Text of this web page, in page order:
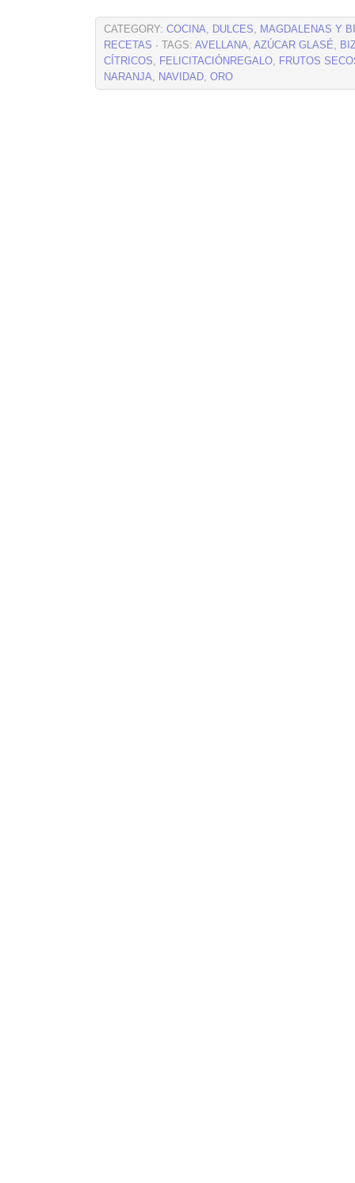
CATEGORY: COCINA, DULCES, MAGDALENAS Y
RECETAS · TAGS: AVELLANA, AZÚCAR GLASÉ,
CÍTRICOS, FELICITACIÓNREGALO, FRUTOS
NARANJA, NAVIDAD, ORO